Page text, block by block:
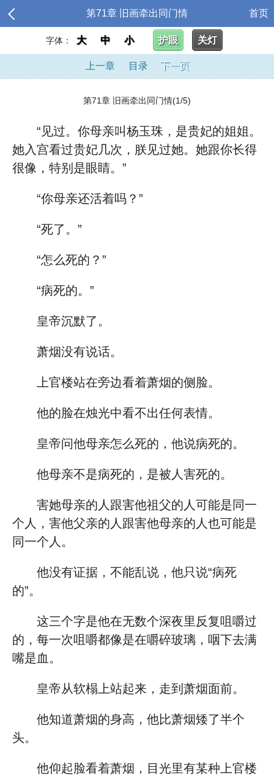
第71章 旧画牵出同门情 首页
字体： 大 中 小 护眼 关灯
上一章 目录 下一页
第71章 旧画牵出同门情(1/5)
“见过。你母亲叫杨玉珠，是贵妃的姐姐。
她入宫看过贵妃几次，朕见过她。她跟你长得
很像，特别是眼睛。”
“你母亲还活着吗？”
“死了。”
“怎么死的？”
“病死的。”
皇帝沉默了。
萧烟没有说话。
上官楼站在旁边看着萧烟的侧脸。
他的脸在烛光中看不出任何表情。
皇帝问他母亲怎么死的，他说病死的。
他母亲不是病死的，是被人害死的。
害她母亲的人跟害他祖父的人可能是同一
个人，害他父亲的人跟害他母亲的人也可能是
同一个人。
他没有证据，不能乱说，他只说“病死
的”。
这三个字是他在无数个深夜里反复咀嚼过
的，每一次咀嚼都像是在嚼碎玻璃，咽下去满
嘴是血。
皇帝从软榻上站起来，走到萧烟面前。
他知道萧烟的身高，他比萧烟矮了半个
头。
他仰起脸看着萧烟，目光里有某种上官楼